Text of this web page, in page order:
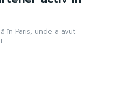
în Paris, unde a avut